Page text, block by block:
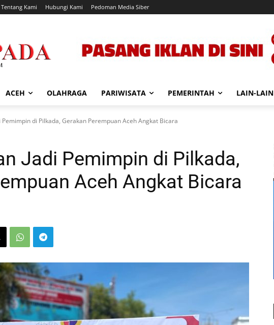
Tentang Kami Hubungi Kami Pedoman Media Siber
ACEH OLAHRAGA PARIWISATA PEMERINTAH LAIN-LAIN
Pemimpin di Pilkada, Gerakan Perempuan Aceh Angkat Bicara
Jadi Pemimpin di Pilkada,
Aceh Angkat Bicara